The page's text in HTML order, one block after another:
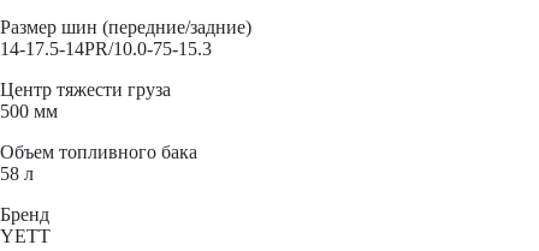
Размер шин (передние/задние)
14-17.5-14PR/10.0-75-15.3
Центр тяжести груза
500 мм
Объем топливного бака
58 л
Бренд
YETT